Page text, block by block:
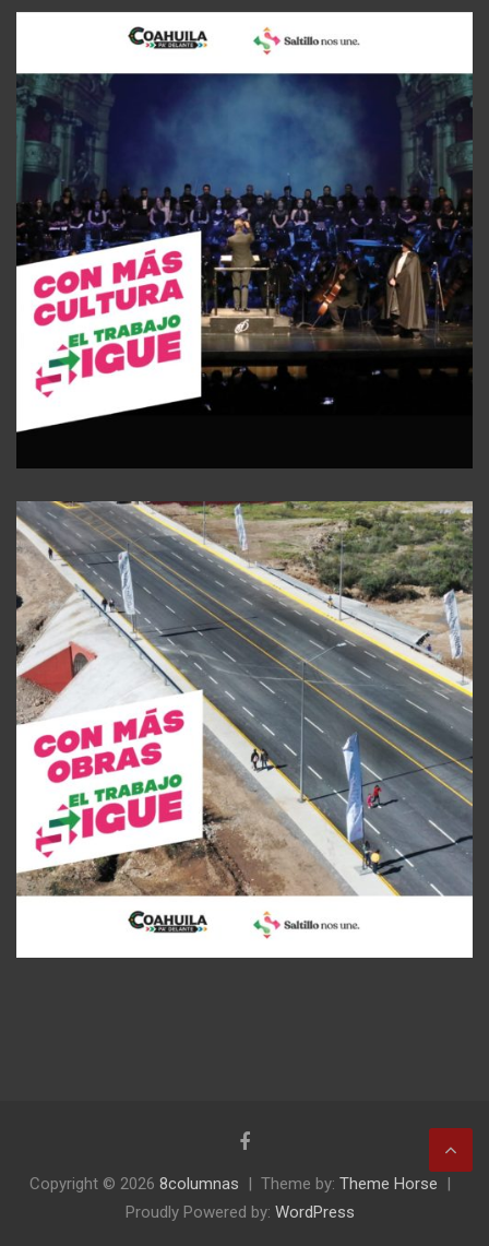
Copyright © 2026 8columnas Theme by: Theme Horse
Proudly Powered by: WordPress